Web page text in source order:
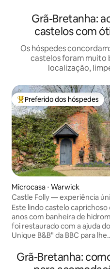
Grã-Bretanha:
castelos com
Os hóspedes
castelos foram muito
localização,
Entre os melhores preferidos
Preferido dos hóspedes
Microcasa ⋅ Warwick
Castle Folly — experiência
castelo para dois
Este lindo castelo caprichoso
anos com banheira de
foi restaurado com a ajuda
Unique B&B" da BBC para lhe
romântica em um belo
As características de tema
Grã-Bretanha: